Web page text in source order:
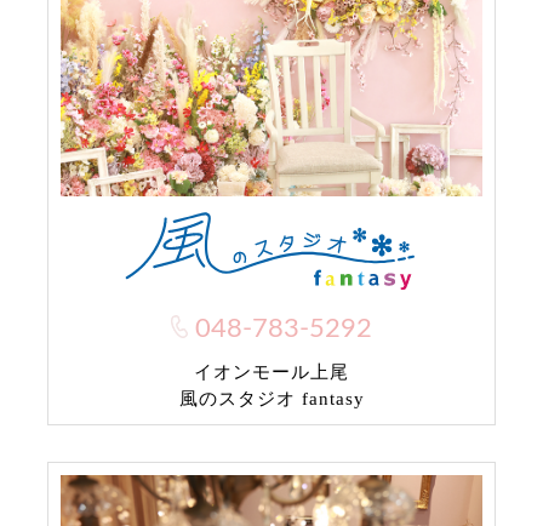
048-783-5292
イオンモール上尾
風のスタジオ fantasy